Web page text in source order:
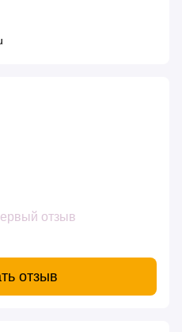
отзыв
отзыв